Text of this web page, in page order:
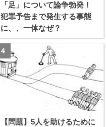
「足」について論争勃発！
犯罪予告まで発生する事態
に、、一体なぜ？
【問題】5人を助けるために